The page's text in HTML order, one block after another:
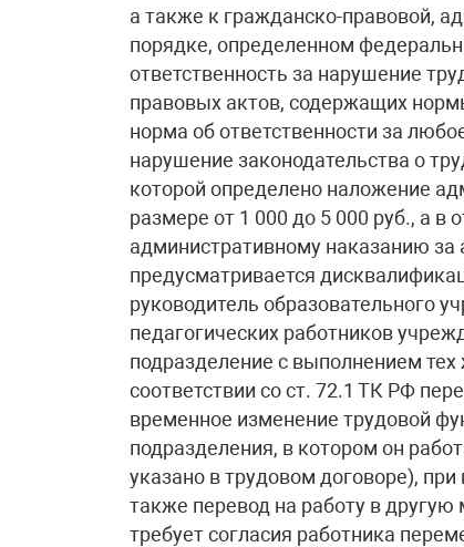
а также к гражданско-правовой,
порядке, определенном
ответственность за нарушение
правовых актов, содержащих
норма об ответственности за
нарушение законодательства о
которой определено наложение
размере от 1 000 до 5 000 руб., а в
административному наказанию за
предусматривается
руководитель образовательного
педагогических работников
подразделение с выполнением
соответствии со ст. 72.1 ТК РФ
временное изменение трудовой
подразделения, в котором он
указано в трудовом договоре),
также перевод на работу в
требует согласия работника